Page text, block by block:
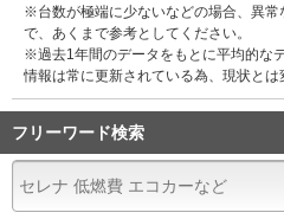
※台数が極端に少ないなどの場合、異
で、あくまで参考としてください。
※過去1年間のデータをもとに平均的な
情報は常に更新されている為、現状とは
フリーワード検索